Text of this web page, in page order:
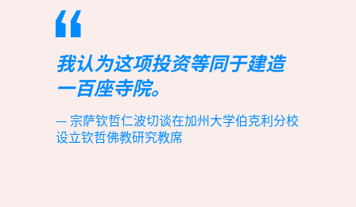
我认为这项投资等同于建造
一百座寺院。
宗萨钦哲仁波切谈在加州大学伯克利分校
设立钦哲佛教研究教席